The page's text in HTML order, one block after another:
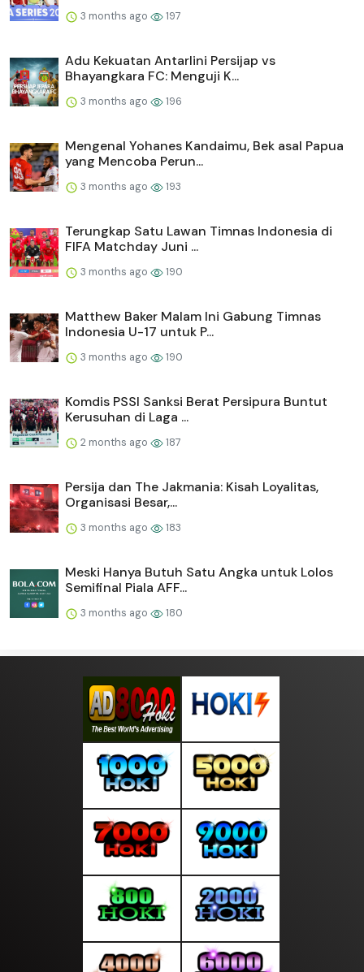
3 months ago 197
Adu Kekuatan Antarlini Persijap vs
Bhayangkara FC: Menguji K...
3 months ago 196
Mengenal Yohanes Kandaimu, Bek asal Papua
yang Mencoba Perun...
3 months ago 193
Terungkap Satu Lawan Timnas Indonesia di
FIFA Matchday Juni ...
3 months ago 190
Matthew Baker Malam Ini Gabung Timnas
Indonesia U-17 untuk P...
3 months ago 190
Komdis PSSI Sanksi Berat Persipura Buntut
Kerusuhan di Laga ...
2 months ago 187
Persija dan The Jakmania: Kisah Loyalitas,
Organisasi Besar,...
3 months ago 183
Meski Hanya Butuh Satu Angka untuk Lolos
Semifinal Piala AFF...
3 months ago 180